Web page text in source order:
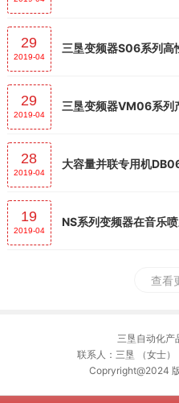
29
2019-04
三垦变频器S06系列高
29
2019-04
三垦变频器VM06系列
28
2019-04
大容量并联专用机
19
2019-04
NS系列变频器在音乐
查看
三垦自动化产
联系人：三垦 （女士
Copryright@2024